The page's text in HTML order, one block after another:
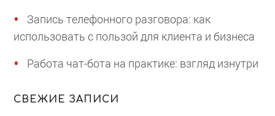
Запись телефонного разговора: как
использовать с пользой для клиента и бизнеса
Работа чат-бота на практике: взгляд изнутри
СВЕЖИЕ ЗАПИСИ